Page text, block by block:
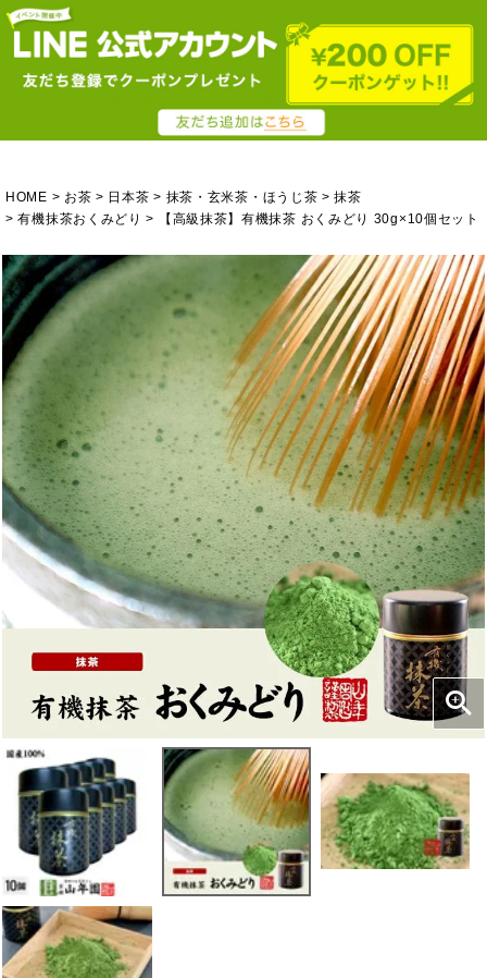
HOME お茶 日本茶 抹茶・玄米茶・ほうじ茶
抹茶
有機抹茶おくみどり
【高級抹茶】有機抹茶 おくみどり 30g×10個セット